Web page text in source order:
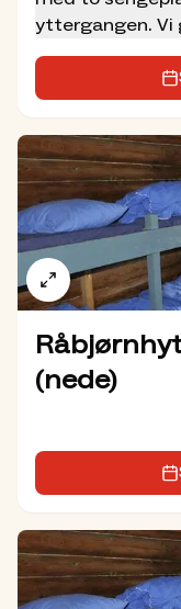
Snellingen.
Andre
yttergangen. Vi
dette rommet
rundt, og har
dør.
(nede)